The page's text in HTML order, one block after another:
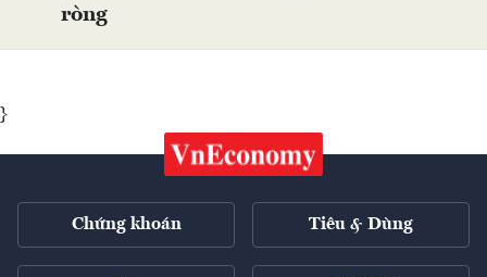
ròng
}
Chứng khoán Tiêu & Dùng